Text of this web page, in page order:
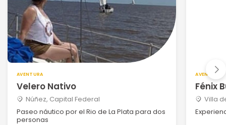
AVENTURA
Velero Nativo
Núñez, Capital Federal
Paseo náutico por el Rio de La Plata para dos
personas
AVENTURA
Fénix
Villa